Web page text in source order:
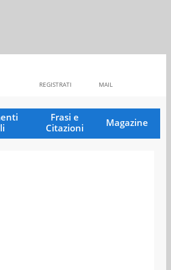
MAIL
REGISTRATI
Frasi e
Citazioni
Magazine